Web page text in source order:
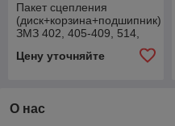
Пакет сцепления
(диск+корзина+подшипник)
ЗМЗ 402, 405-409, 514,
УМЗ дв. *TRIALLI* FR-797
Цену уточняйте
О нас